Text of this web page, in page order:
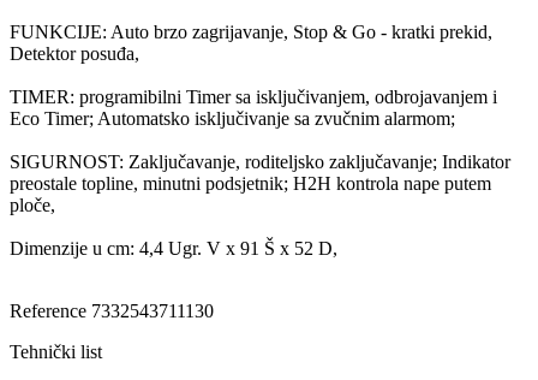
FUNKCIJE: Auto brzo zagrijavanje, Stop & Go - kratki prekid,
Detektor posuđa,
TIMER: programibilni Timer sa isključivanjem, odbrojavanjem i
Eco Timer; Automatsko isključivanje sa zvučnim alarmom;
SIGURNOST: Zaključavanje, roditeljsko zaključavanje; Indikator
preostale topline, minutni podsjetnik; H2H kontrola nape putem
ploče,
Dimenzije u cm: 4,4 Ugr. V x 91 Š x 52 D,
Reference 7332543711130
Tehnički list